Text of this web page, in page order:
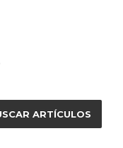
ARTÍCULOS